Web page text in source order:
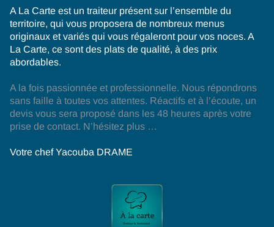
A La Carte est un traiteur présent sur l’ensemble du
territoire, qui vous proposera de nombreux menus
originaux et variés qui vous régaleront pour vos noces. A
La Carte, ce sont des plats de qualité, à des prix
abordables.
A la fois passionnée et professionnelle. Nous répondrons
sans faille à toutes vos attentes. Réactifs et à l’écoute, un
devis vous sera proposé dans les 48 heures après votre
prise de contact. N’hésitez plus …
Votre chef Yacouba DRAME